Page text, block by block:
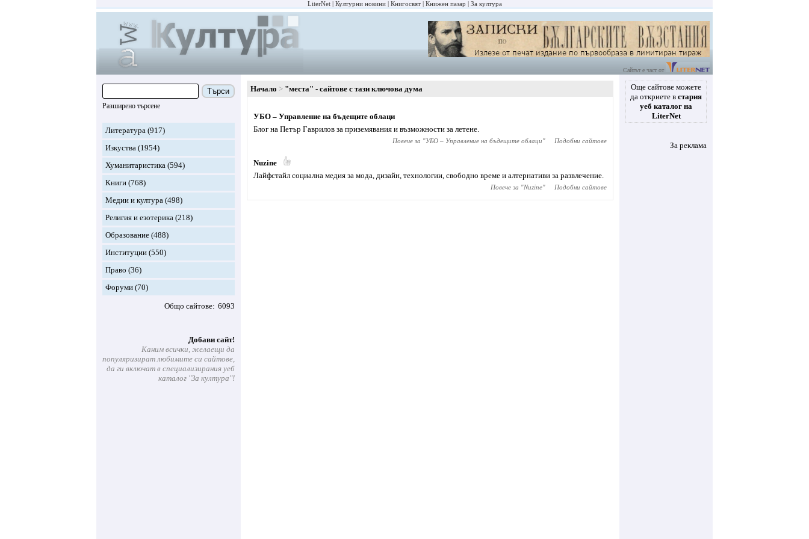
LiterNet Културни новини Книгосвят Книжен пазар За култура
Сайтът е част от
Търси
Разширено търсене
Литература (917)
Изкуства (1954)
Хуманитаристика (594)
Книги (768)
Медии и култура (498)
Религия и езотерика (218)
Образование (488)
Институции (550)
Право (36)
Форуми (70)
Общо сайтове 6093
Добави сайт!
Каним всички, желаещи да
популяризират любимите си сайтове,
да ги включат в специализирания уеб
каталог "За култура"!
Начало "места" - сайтове с тази ключова дума
УБО – Управление на бъдещите облаци
Блог на Петър Гаврилов за приземявания и възможности за летене.
Повече за "УБО – Управление на бъдещите облаци" Подобни сайтове
Nuzine
Лайфстайл социална медия за мода, дизайн, технологии, свободно време и алтернативи за развлечение.
Повече за "Nuzine" Подобни сайтове
Още сайтове можете
да откриете в стария
уеб каталог на
LiterNet
За реклама